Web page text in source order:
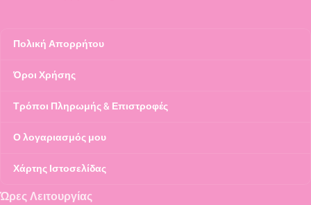
Πολική Απορρήτου
Όροι Χρήσης
Τρόποι Πληρωμής & Επιστροφές
Ο λογαριασμός μου
Χάρτης Ιστοσελίδας
Ώρες Λειτουργίας